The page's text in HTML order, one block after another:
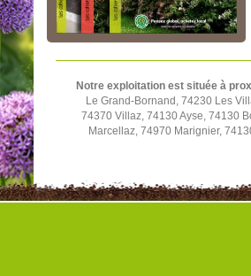
Notre exploitation est située à
Le Grand-Bornand, 74230 Les
74370 Villaz, 74130 Ayse, 74130
Marcellaz, 74970 Marignier,